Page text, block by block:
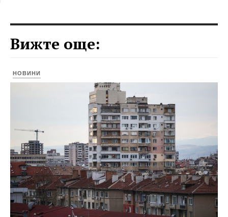
Вижте още:
НОВИНИ